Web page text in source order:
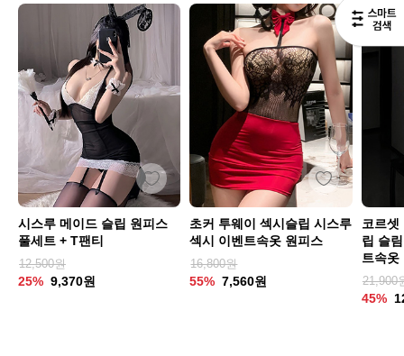
시스루 메이드 슬립 원피스
풀세트 + T팬티
12,500원
25% 9,370원
초커 투웨이 섹시슬립 시스루
섹시 이벤트속옷 원피스
16,800원
55% 7,560원
코르셋
립 슬
트속옷
21,900
45%